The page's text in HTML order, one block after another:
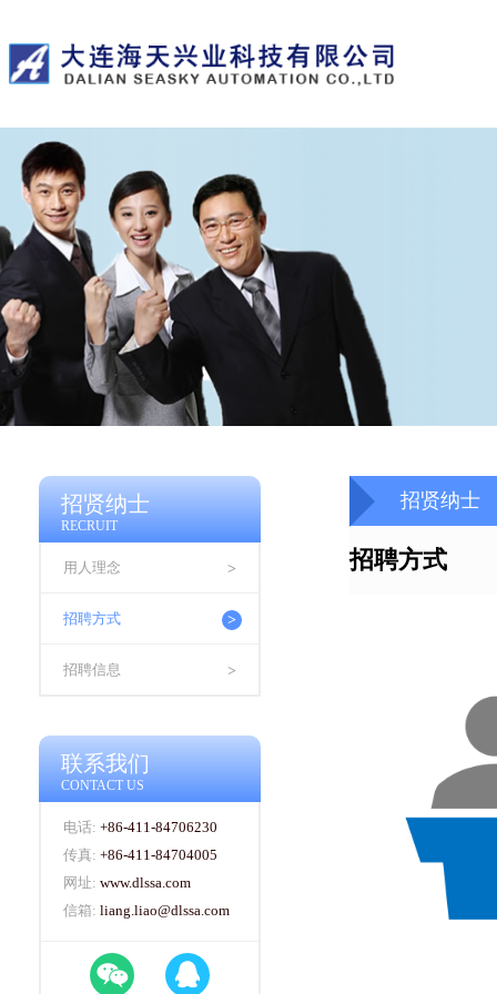
招贤纳士
RECRUIT
用人理念 >
招聘方式 >
招聘信息 >
联系我们
CONTACT US
电话: +86-411-84706230
传真: +86-411-84704005
网址: www.dlssa.com
信箱: liang.liao@dlssa.com
招贤纳士
招聘方式